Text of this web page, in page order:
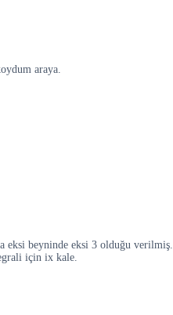
araya.
eksi beyninde eksi 3 olduğu verilmiş.
için ix kale.